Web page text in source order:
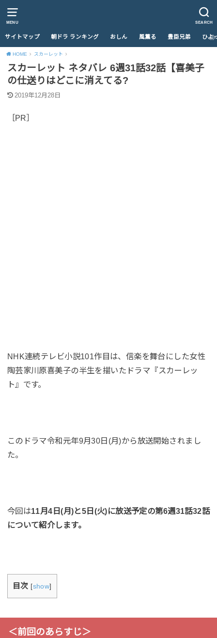
MENU SEARCH
サイトマップ 朝ドラ ランキング おしん 風薫る 豊臣兄弟 ひよ
HOME スカーレット
スカーレット ネタバレ 6週31話32話【喜美子
の仕送りはどこに消えてる?
2019年12月28日
［PR］
NHK連続テレビ小説101作目は、信楽を舞台にした女性
陶芸家川原喜美子の半生を描いたドラマ『スカーレッ
ト』です。
このドラマ令和元年9月30日(月)から放送開始されまし
た。
今回は11月4日(月)と5日(火)に放送予定の第6週31話32話
について紹介します。
目次 [show]
＜前回のあらすじ＞